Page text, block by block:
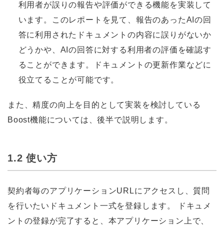
利用者が誤りの報告や評価ができる機能を実装して
います。このレポートを見て、報告のあったAIの回
答に利用されたドキュメントの内容に誤りがないか
どうかや、AIの回答に対する利用者の評価を確認す
ることができます。ドキュメントの更新作業などに
役立てることが可能です。
また、精度の向上を目的として実装を検討している
Boost機能については、後半で説明します。
1.2 使い方
契約者毎のアプリケーションURLにアクセスし、質問
を行いたいドキュメント一式を登録します。 ドキュメ
ントの登録が完了すると、本アプリケーション上で、